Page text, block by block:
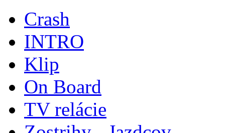
Crash
INTRO
Klip
On Board
TV relácie